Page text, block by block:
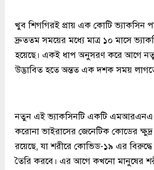
খুব শিগগিরই প্রায় এক কোটি ভ্যাকসিন
দ্রুততম সময়ের মধ্যে মাত্র ১০ মাসে
হয়েছে। একই ধাপ অনুসরণ করে আগে
উদ্ভাবিত হতে অন্তত এক দশক সময়
নতুন এই ভ্যাকসিনটি একটি এমআরএনএ
করোনা ভাইরাসের জেনেটিক কোডের
রয়েছে, যা শরীরে কোভিড-১৯ এর বিরুদ্ধে
তৈরি করবে। এর আগে কখনো মানুষের